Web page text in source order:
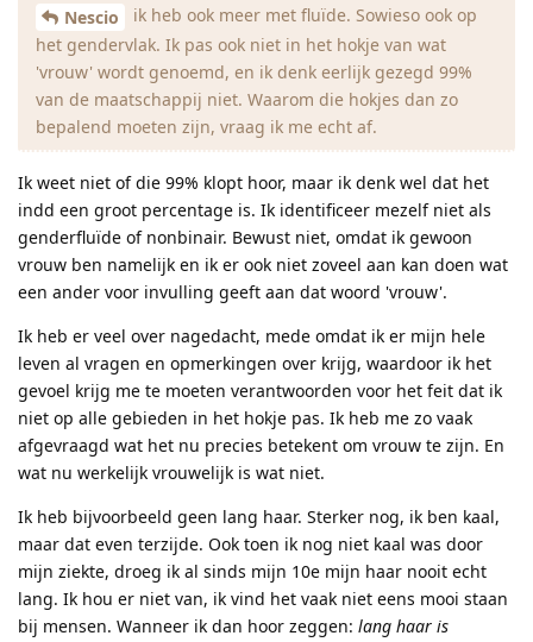
Nescio
ik heb ook meer met fluïde. Sowieso ook op
het gendervlak. Ik pas ook niet in het hokje van wat
'vrouw' wordt genoemd, en ik denk eerlijk gezegd 99%
van de maatschappij niet. Waarom die hokjes dan zo
bepalend moeten zijn, vraag ik me echt af.
Ik weet niet of die 99% klopt hoor, maar ik denk wel dat het
indd een groot percentage is. Ik identificeer mezelf niet als
genderfluïde of nonbinair. Bewust niet, omdat ik gewoon
vrouw ben namelijk en ik er ook niet zoveel aan kan doen wat
een ander voor invulling geeft aan dat woord 'vrouw'.
Ik heb er veel over nagedacht, mede omdat ik er mijn hele
leven al vragen en opmerkingen over krijg, waardoor ik het
gevoel krijg me te moeten verantwoorden voor het feit dat ik
niet op alle gebieden in het hokje pas. Ik heb me zo vaak
afgevraagd wat het nu precies betekent om vrouw te zijn. En
wat nu werkelijk vrouwelijk is wat niet.
Ik heb bijvoorbeeld geen lang haar. Sterker nog, ik ben kaal,
maar dat even terzijde. Ook toen ik nog niet kaal was door
mijn ziekte, droeg ik al sinds mijn 10e mijn haar nooit echt
lang. Ik hou er niet van, ik vind het vaak niet eens mooi staan
bij mensen. Wanneer ik dan hoor zeggen: lang haar is